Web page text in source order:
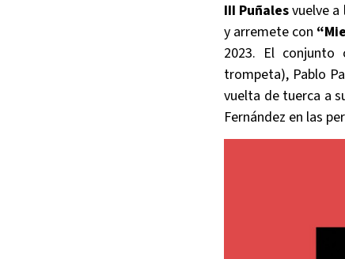
III Puñalesvuelve
y arremete con
2023. El conjunto
trompeta), Pablo
vuelta de tuerca a
Fernández en las